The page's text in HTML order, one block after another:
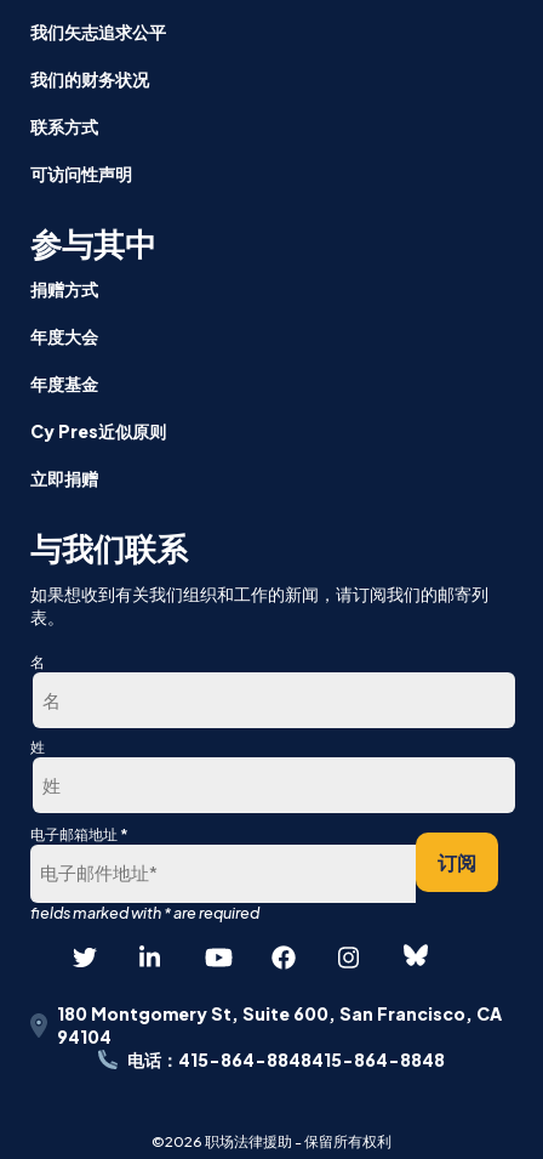
我们矢志追求公平
我们的财务状况
联系方式
可访问性声明
参与其中
捐赠方式
年度大会
年度基金
Cy Pres近似原则
立即捐赠
与我们联系
如果想收到有关我们组织和工作的新闻，请订阅我们的邮寄列
表。
名
第
一
姓
最
后
电子邮箱地址 *
订阅
180 Montgomery St, Suite 600, San Francisco, CA
94104
电话：415-864-8848415-864-8848
©2026 职场法律援助 - 保留所有权利